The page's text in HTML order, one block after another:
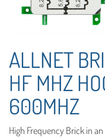
ALLNET
HF MHZ
600MHZ
High Frequency Brick in